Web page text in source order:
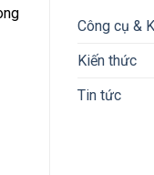
Công cụ &
Kiến thức
Tin tức